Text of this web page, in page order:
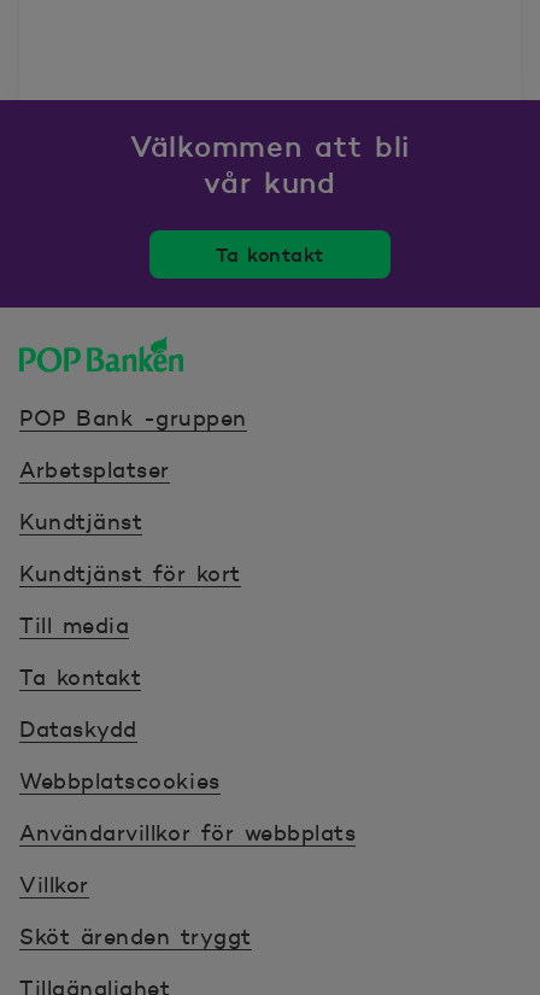
Välkommen att bli
vår kund
Ta kontakt
POP Bank -gruppen
Arbetsplatser
Kundtjänst
Kundtjänst för kort
Till media
Ta kontakt
Dataskydd
Webbplatscookies
Användarvillkor för webbplats
Villkor
Sköt ärenden tryggt
Tillgänglighet